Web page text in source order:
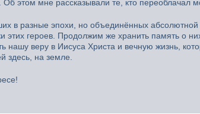
этом мне рассказывали те, кто переоблачал
в разные эпохи, но объединённых
героев. Продолжим же хранить память о
нашу веру в Иисуса Христа и вечную жизнь,
здесь, на земле.